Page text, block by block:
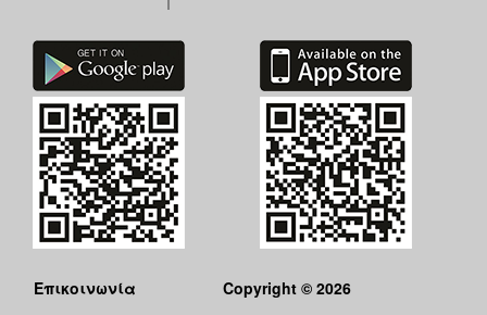
Επικοινωνία
Copyright © 2026